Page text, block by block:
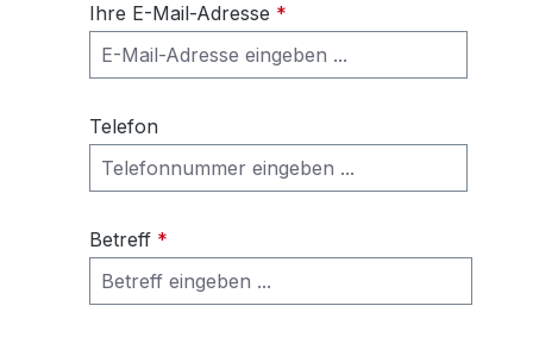
Ihre E-Mail-Adresse *
Telefon
Betreff *